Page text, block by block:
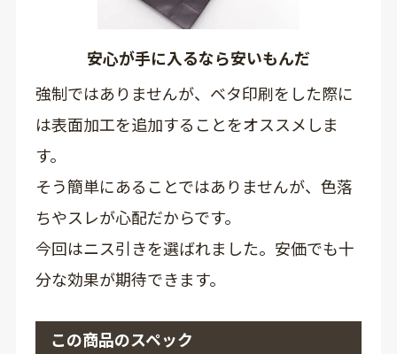
安心が手に入るなら安いもんだ
強制ではありませんが、ベタ印刷をした際に
は表面加工を追加することをオススメしま
す。
そう簡単にあることではありませんが、色落
ちやスレが心配だからです。
今回はニス引きを選ばれました。安価でも十
分な効果が期待できます。
この商品のスペック